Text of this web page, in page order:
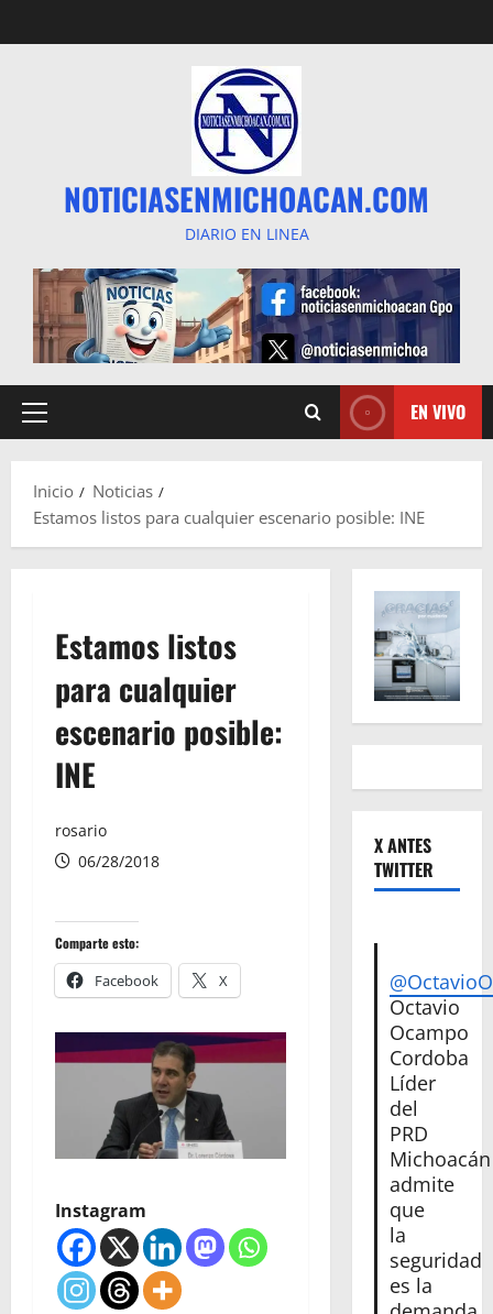
al
NOTICIASENMICHOACAN.COM
DIARIO EN LINEA
Menú
EN VIVO
Inicio
Noticias
Estamos listos para cualquier escenario posible: INE
Estamos listos
para cualquier
escenario posible:
INE
rosario
06/28/2018
Comparte esto:
Facebook X
Instagram
X ANTES
TWITTER
Octavio
Ocampo
Cordoba
Líder
del
PRD
Michoacán
admite
que
la
seguridad
es la